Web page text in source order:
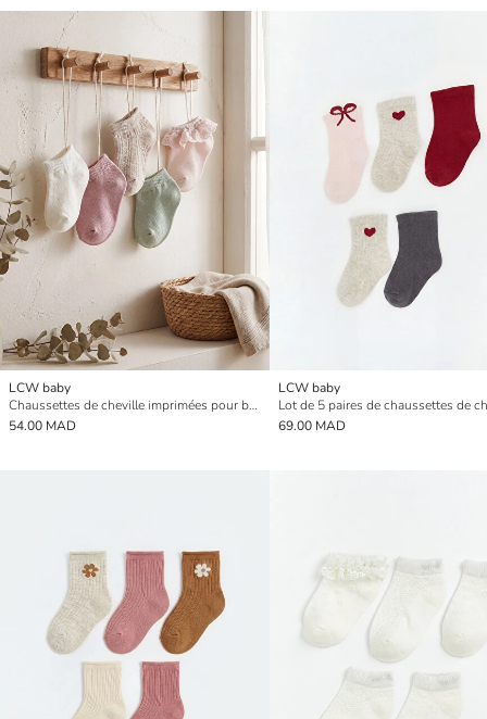
LCW baby
Chaussettes de cheville imprimées pour bébés filles - Lot de 5
54.00 MAD
LCW baby
69.00 MAD